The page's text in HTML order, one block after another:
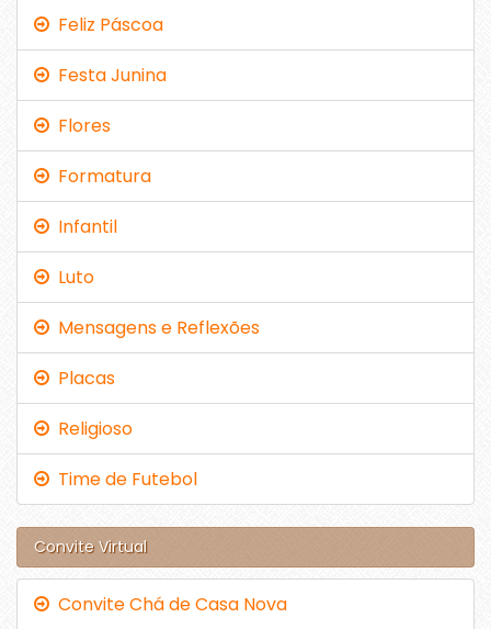
Feliz Páscoa
Festa Junina
Flores
Formatura
Infantil
Luto
Mensagens e Reflexões
Placas
Religioso
Time de Futebol
Convite Virtual
Convite Chá de Casa Nova